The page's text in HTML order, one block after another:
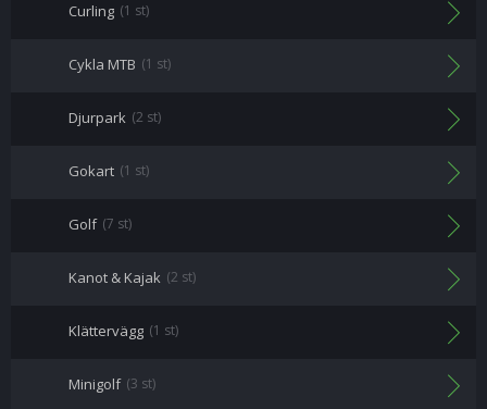
Curling (1 st)
Cykla MTB (1 st)
Djurpark (2 st)
Gokart (1 st)
Golf (7 st)
Kanot & Kajak (2 st)
Klättervägg (1 st)
Minigolf (3 st)